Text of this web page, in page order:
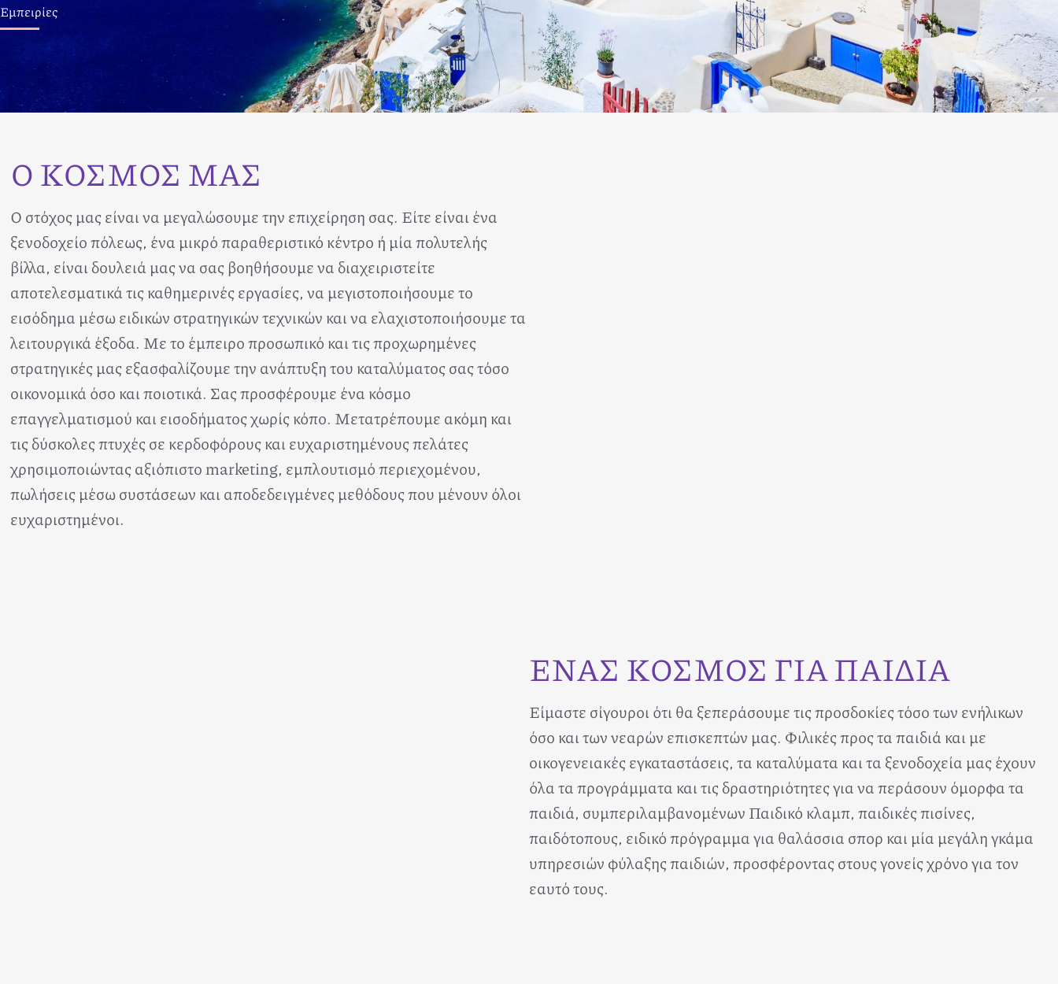
Εμπειρίες
Ο ΚΟΣΜΟΣ ΜΑΣ
Ο στόχος μας είναι να μεγαλώσουμε την επιχείρηση σας. Είτε είναι ένα
ξενοδοχείο πόλεως, ένα μικρό παραθεριστικό κέντρο ή μία πολυτελής
βίλλα, είναι δουλειά μας να σας βοηθήσουμε να διαχειριστείτε
αποτελεσματικά τις καθημερινές εργασίες, να μεγιστοποιήσουμε το
εισόδημα μέσω ειδικών στρατηγικών τεχνικών και να ελαχιστοποιήσουμε τα
λειτουργικά έξοδα. Με το έμπειρο προσωπικό και τις προχωρημένες
στρατηγικές μας εξασφαλίζουμε την ανάπτυξη του καταλύματος σας τόσο
οικονομικά όσο και ποιοτικά. Σας προσφέρουμε ένα κόσμο
επαγγελματισμού και εισοδήματος χωρίς κόπο. Μετατρέπουμε ακόμη και
τις δύσκολες πτυχές σε κερδοφόρους και ευχαριστημένους πελάτες
χρησιμοποιώντας αξιόπιστο marketing, εμπλουτισμό περιεχομένου,
πωλήσεις μέσω συστάσεων και αποδεδειγμένες μεθόδους που μένουν όλοι
ευχαριστημένοι.
ΕΝΑΣ ΚΟΣΜΟΣ ΓΙΑ ΠΑΙΔΙΑ
Είμαστε σίγουροι ότι θα ξεπεράσουμε τις προσδοκίες τόσο των ενήλικων
όσο και των νεαρών επισκεπτών μας. Φιλικές προς τα παιδιά και με
οικογενειακές εγκαταστάσεις, τα καταλύματα και τα ξενοδοχεία μας έχουν
όλα τα προγράμματα και τις δραστηριότητες για να περάσουν όμορφα τα
παιδιά, συμπεριλαμβανομένων Παιδικό κλαμπ, παιδικές πισίνες,
παιδότοπους, ειδικό πρόγραμμα για θαλάσσια σπορ και μία μεγάλη γκάμα
υπηρεσιών φύλαξης παιδιών, προσφέροντας στους γονείς χρόνο για τον
εαυτό τους.